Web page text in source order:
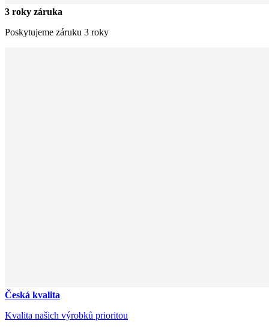
3 roky záruka
Poskytujeme záruku 3 roky
Česká kvalita
Kvalita našich výrobků prioritou